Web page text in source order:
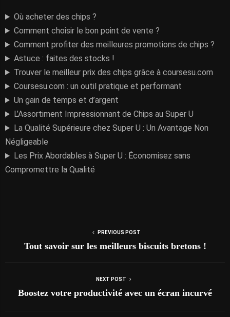
Où acheter des chips ?
Comment choisir le bon point de vente ?
Comment profiter des meilleures promotions de chips ?
Astuce : faites des stocks !
Trouver le meilleur prix des chips grâce à coursesu.com
Coursesu.com : un outil pratique et performant
Un gain de temps et d’argent
L’Assortiment Impressionnant de Chips au Super U
La Qualité Supérieure chez Super U : Un Avantage Non
Négligeable
Les Prix Abordables à Super U : Économisez sans
Compromettre la Qualité
PREVIOUS POST
Tout savoir sur les meilleurs biscuits bretons !
NEXT POST
Boostez votre productivité avec un écran incurvé